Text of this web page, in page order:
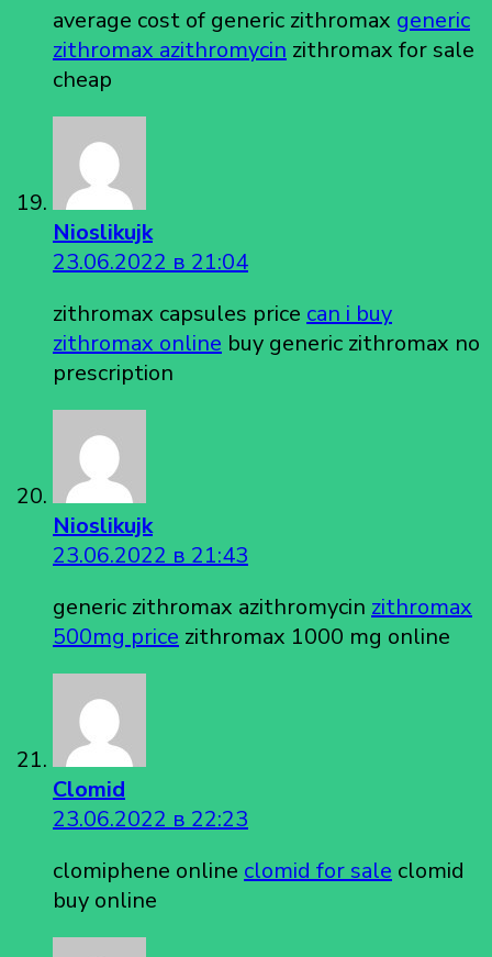
average cost of generic zithromax generic
zithromax azithromycin zithromax for sale
cheap
Nioslikujk
23.06.2022 в 21:04
zithromax capsules price can i buy
zithromax online buy generic zithromax no
prescription
Nioslikujk
23.06.2022 в 21:43
generic zithromax azithromycin zithromax
500mg price zithromax 1000 mg online
Clomid
23.06.2022 в 22:23
clomiphene online clomid for sale clomid
buy online